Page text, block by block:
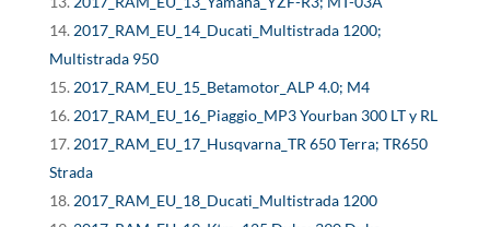
2017_RAM_EU_14_Ducati_Multistrada 1200;
Multistrada 950
2017_RAM_EU_15_Betamotor_ALP 4.0; M4
2017_RAM_EU_16_Piaggio_MP3 Yourban 300 LT y RL
2017_RAM_EU_17_Husqvarna_TR 650 Terra; TR650
Strada
2017_RAM_EU_18_Ducati_Multistrada 1200